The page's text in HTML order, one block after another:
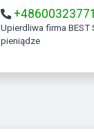
+48600323771
Upierdliwa firma BEST SA. Nagabująca i próbująca wyłudzać
pieniądze